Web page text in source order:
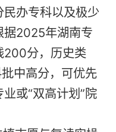
办专科以及极少
据2025年湖南专
200分，历史类
中高分，可优先
或“双高计划”院